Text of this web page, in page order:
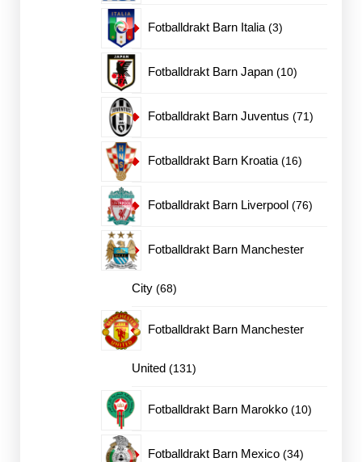
Fotballdrakt Barn Italia 33
Fotballdrakt Barn Japan 1010
Fotballdrakt Barn Juventus 7171
Fotballdrakt Barn Kroatia 1616
Fotballdrakt Barn Liverpool 7676
Fotballdrakt Barn Manchester
City 6868
produkter
Fotballdrakt Barn Manchester
United 131131
produkter
Fotballdrakt Barn Marokko 1010
Fotballdrakt Barn Mexico 3434